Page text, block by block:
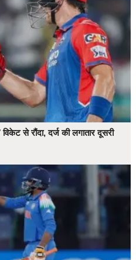
से रौंदा, दर्ज की लगातार दूसरी